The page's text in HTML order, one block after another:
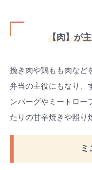
【肉】が
挽き肉や鶏もも肉など
弁当の主役にもなり、
ンバーグやミートロー
たりの甘辛焼きや照り